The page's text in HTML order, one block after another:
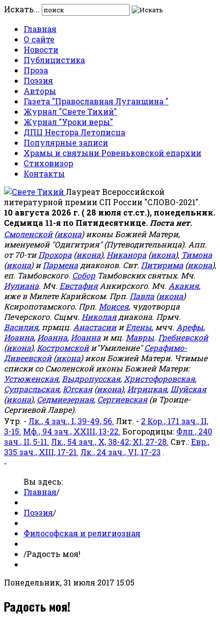
Искать...
Главная
О сайте
Новости
Публицистика
Проза
Поэзия
Авторы
Газета "Православная Луганщина "
Журнал "Свете Тихий"
Журнал "Уроки веры"
ДПЦ Нестора Летописца
Популярные записи
Храмы и святыни Ровеньковской епархии
Стиховизор
Контакты
Лауреат Всероссийской
литературной премии СП России "СЛОВО-2021".
10 августа 2026 г. ( 28 июля ст.ст.), понедельник.
Седмица 11-я по Пятидесятнице. Поста нет.
Смоленской(икона) иконы Божией Матери,
именуемой "Одигитрия" (Путеводительница). Апп.
от 70-тиПрохора (икона), Никанора (икона), Тимона
(икона) иПармена диаконов. Свт. Питирима (икона),
еп. Тамбовского. Собор Тамбовских святых. Мч.
Иулиана. Мч. ЕвстафияАнкирского. Мч. Акакия,
иже в Милете Карийском. Прп. Павла (икона)
Ксиропотамского. Прп. Моисея, чудотворца
Печерского. Сщмч. Николаядиакона. Прмч.
Василия, прмцц. АнастасиииЕлены, мчч. Арефы,
Иоанна, Иоанна, Иоанна и мц. Мавры. Гребневской
(икона), Костромскойи"Умиление"Серафимо-
Дивеевской(икона) икон Божией Матери. Чтимые
списки со Смоленской иконы Божией Матери:
Устюженская, Выдропусская, Христофоровская,
Супрасльская, Югская(икона), Игрицкая, Шуйская
(икона), Седмиезерная, Сергиевская(в Троице-
Сергиевой Лавре).
Утр. - Лк., 4 зач., I, 39-49, 56. Лит. - 2 Кор., 171 зач., II,
3-15. Мф., 94 зач., XXIII, 13-22. Богородицы: Флп., 240
зач., II, 5-11. Лк., 54 зач., X, 38-42; XI, 27-28. Свт.:Евр.,
335 зач., XIII, 17-21. Лк., 24 зач., VI, 17-23 .
-
Вы здесь:
Главная/
Поэзия/
Философская и религиозная
/Радость моя!
Понедельник, 31 июля 2017 15:05
Радость моя!